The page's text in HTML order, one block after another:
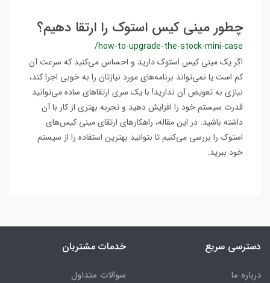
چطور مینی کیس استوک را ارتقا دهیم؟
/how-to-upgrade-the-stock-mini-case
اگر یک مینی کیس استوک دارید و احساس می‌کنید که سرعت آن
کم است یا نمی‌تواند برنامه‌های مورد نیازتان را به خوبی اجرا کند،
نیازی به تعویض آن ندارید! با یک سری ارتقاهای ساده می‌توانید
قدرت سیستم خود را افزایش دهید و تجربه بهتری از کار با آن
داشته باشید. در این مقاله، راهکارهای ارتقای مینی کیس‌های
استوک را بررسی می‌کنیم تا بتوانید بهترین استفاده را از سیستم
خود ببرید.
دسترسی سریع
درباره ما
خدمات مشتریان
سوالات متداول